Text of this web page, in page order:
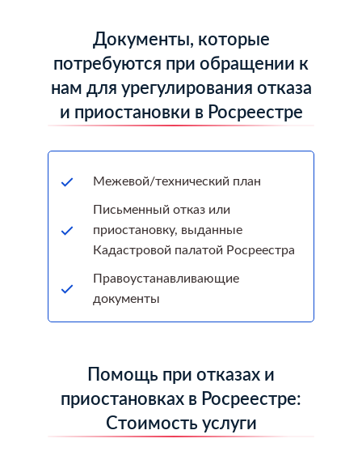
Документы, которые
потребуются при обращении к
нам для урегулирования отказа
и приостановки в Росреестре
Межевой/технический план
Письменный отказ или
приостановку, выданные
Кадастровой палатой Росреестра
Правоустанавливающие
документы
Помощь при отказах и
приостановках в Росреестре:
Стоимость услуги